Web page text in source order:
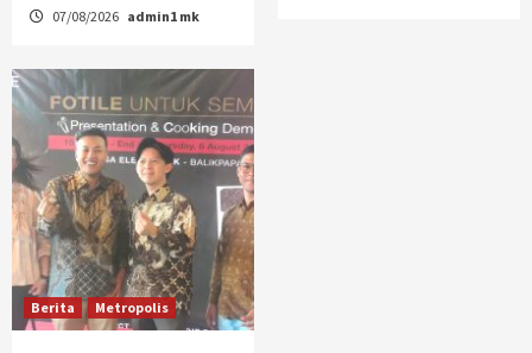
07/08/2026 admin1 mk
Berita Metropolis